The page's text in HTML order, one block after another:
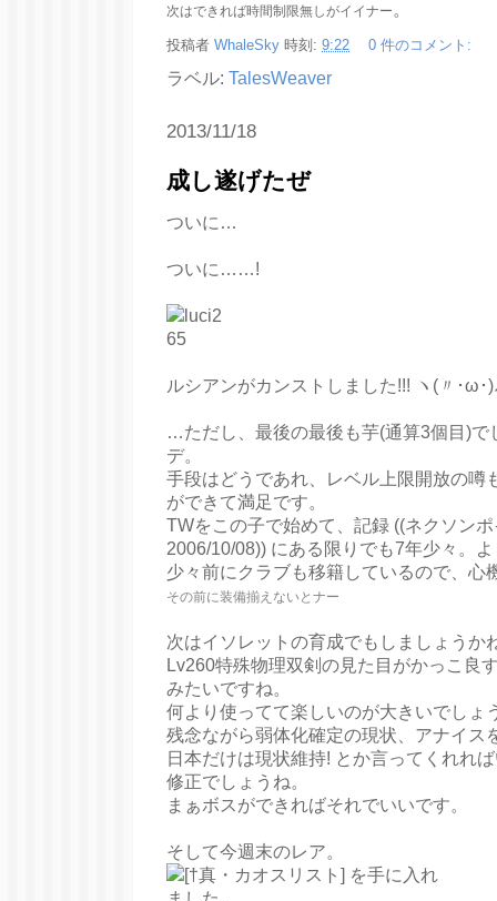
次はできれば時間制限無しがイイナー 。
投稿者 WhaleSky 時刻: 9:22 0 件のコメント:
ラベル: TalesWeaver
2013/11/18
成し遂げたぜ
ついに…
ついに……!
ルシアンがカンストしました!!! ヽ(〃･ω･
…ただし、最後の最後も芋(通算3個目)で
デ。
手段はどうであれ、レベル上限開放の噂
ができて満足です。
TWをこの子で始めて、記録 ((ネクソン
2006/10/08)) にある限りでも7年少々。
少々前にクラブも移籍しているので、心
その前に装備揃えないとナー
次はイソレットの育成でもしましょうか
Lv260特殊物理双剣の見た目がかっこ良
みたいですね。
何より使ってて楽しいのが大きいでしょ
残念ながら弱体化確定の現状、アナイス
日本だけは現状維持! とか言ってくれれ
修正でしょうね。
まぁボスができればそれでいいです。
そして今週末のレア。